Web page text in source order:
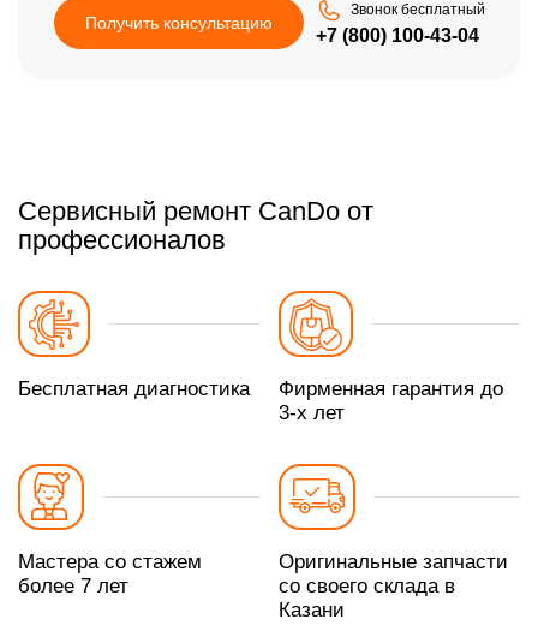
Получить консультацию
Звонок бесплатный
+7 (800) 100-43-04
Сервисный ремонт CanDo от
профессионалов
Бесплатная диагностика
Фирменная гарантия до
3-х лет
Мастера со стажем
более 7 лет
Оригинальные запчасти
со своего склада в
Казани